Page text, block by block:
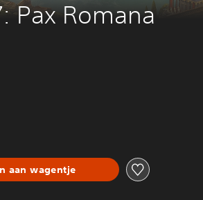
Pax Romana
aan wagentje